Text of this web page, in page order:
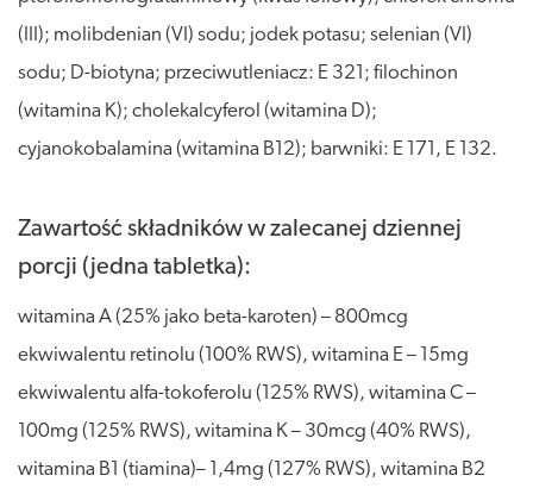
(III); molibdenian (VI) sodu; jodek potasu; selenian (VI)
sodu; D-biotyna; przeciwutleniacz: E 321; filochinon
(witamina K); cholekalcyferol (witamina D);
cyjanokobalamina (witamina B12); barwniki: E 171, E 132.
Zawartość składników w zalecanej dziennej
porcji (jedna tabletka):
witamina A (25% jako beta-karoten) – 800mcg
ekwiwalentu retinolu (100% RWS), witamina E – 15mg
ekwiwalentu alfa-tokoferolu (125% RWS), witamina C –
100mg (125% RWS), witamina K – 30mcg (40% RWS),
witamina B1 (tiamina)– 1,4mg (127% RWS), witamina B2